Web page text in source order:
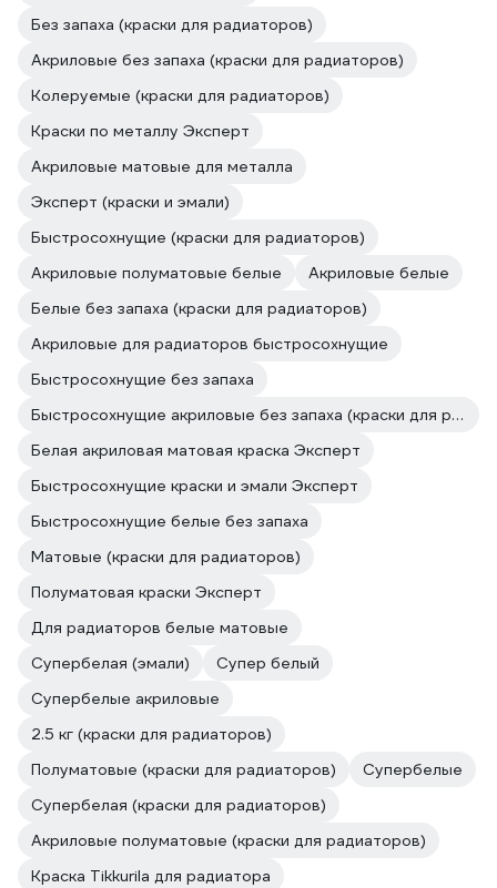
Без запаха (краски для радиаторов)
Акриловые без запаха (краски для радиаторов)
Колеруемые (краски для радиаторов)
Краски по металлу Эксперт
Акриловые матовые для металла
Эксперт (краски и эмали)
Быстросохнущие (краски для радиаторов)
Акриловые полуматовые белые
Акриловые белые
Белые без запаха (краски для радиаторов)
Акриловые для радиаторов быстросохнущие
Быстросохнущие без запаха
Быстросохнущие акриловые без запаха (краски для радиаторов)
Белая акриловая матовая краска Эксперт
Быстросохнущие краски и эмали Эксперт
Быстросохнущие белые без запаха
Матовые (краски для радиаторов)
Полуматовая краски Эксперт
Для радиаторов белые матовые
Супербелая (эмали)
Супер белый
Супербелые акриловые
2.5 кг (краски для радиаторов)
Полуматовые (краски для радиаторов)
Супербелые
Супербелая (краски для радиаторов)
Акриловые полуматовые (краски для радиаторов)
Краска Tikkurila для радиатора